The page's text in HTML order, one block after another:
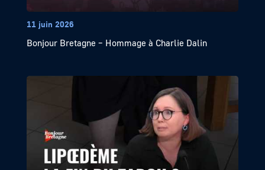
11 juin 2026
Bonjour Bretagne – Hommage à Charlie Dalin